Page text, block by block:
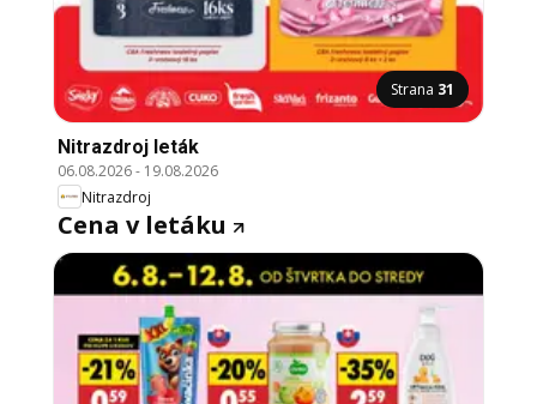
Strana 31
Nitrazdroj leták
06.08.2026- 19.08.2026
Nitrazdroj
Cena v letáku